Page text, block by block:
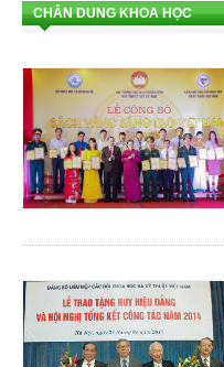
CHÂN DUNG KHOA HỌC